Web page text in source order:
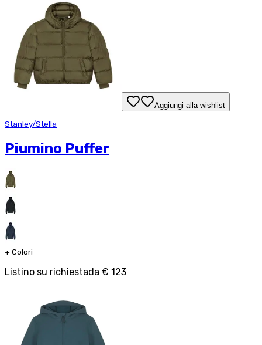
Aggiungi alla wishlist
Stanley/Stella
Piumino Puffer
+ Colori
Listino su richiestada € 123